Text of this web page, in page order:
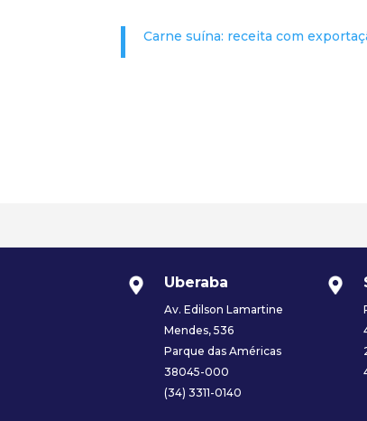
Carne suína: receita com
Uberaba
Av. Edilson Lamartine
Mendes, 536
Parque das Américas
38045-000
(34) 3311-0140